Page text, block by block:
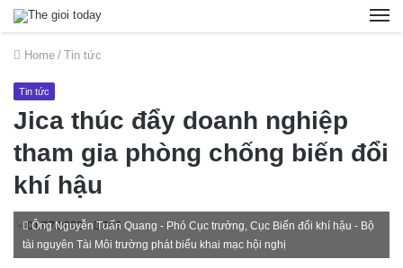
Home / Tin tức
Tin tức
Jica thúc đẩy doanh nghiệp
tham gia phòng chống biến đổi
khí hậu
01/07/2022 296
Ông Nguyễn Tuấn Quang - Phó Cục trưởng, Cục Biến đổi khí hậu - Bộ
tài nguyên Tài Môi trường phát biểu khai mạc hội nghị